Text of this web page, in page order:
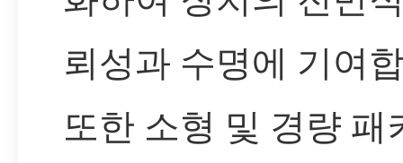
뢰성과 수명에 기여
또한 소형 및 경량 패